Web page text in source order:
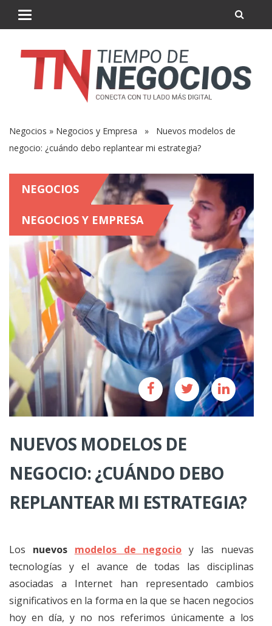
Negocios » Negocios y Empresa » Nuevos modelos de
negocio: ¿cuándo debo replantear mi estrategia?
NEGOCIOS
NEGOCIOS Y EMPRESA
NUEVOS MODELOS DE
NEGOCIO: ¿CUÁNDO DEBO
REPLANTEAR MI ESTRATEGIA?
Los nuevos modelos de negocio y las nuevas
tecnologías y el avance de todas las disciplinas
asociadas a Internet han representado cambios
significativos en la forma en la que se hacen negocios
hoy en día, y no nos referimos únicamente a los